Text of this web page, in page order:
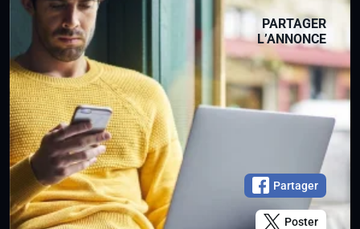
PARTAGER
L’ANNONCE
Partager
Poster